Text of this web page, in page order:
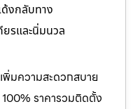
งกลับทาง
รและนิ่มนวล
พิ่มความสะดวกสบาย
100% ราคารวมติดตั้ง